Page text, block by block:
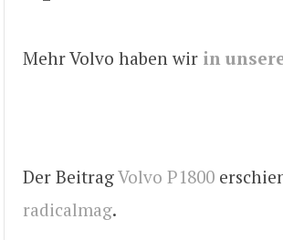
Mehr Volvo haben wir in
Der BeitragVolvo P1800
radicalmag.